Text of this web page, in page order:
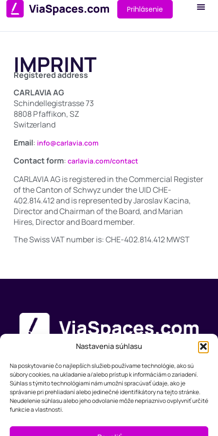
Nastavenia súhlasu
Na poskytovanie čo najlepších služieb používame technológie, ako sú
súbory cookies, na ukladanie a/alebo prístup k informáciám o zariadení.
Súhlas s týmito technológiami nám umožní spracúvať údaje, ako je
správanie pri prehliadaní alebo jedinečné identifikátory na tejto stránke.
Neudelenie súhlasu alebo jeho odvolanie môže nepriaznivo ovplyvniť určité
funkcie a vlastnosti.
Prihlásenie
IMPRINT
Registered address
CARLAVIA AG
Schindellegistrasse 73
8808 Pfaffikon, SZ
Switzerland
Email: info@carlavia.com
Contact form: carlavia.com/contact
CARLAVIA AG is registered in the Commercial Register
of the Canton of Schwyz under the UID CHE-
402.814.412 and is represented by Jaroslav Kacina,
Director and Chairman of the Board, and Marian
Hires, Director and Board member.
The Swiss VAT number is: CHE-402.814.412 MWST
Produkt
Features
Cenník
Riešenia
Webdizajn
Marketing
Business
Podpora
Zdroje
FAQ
Spoločnosť
O nás
Kontakt